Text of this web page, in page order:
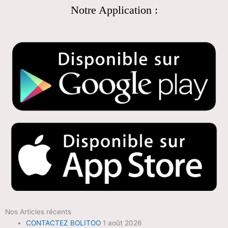
Notre Application :
Nos Articles récents
CONTACTEZ BOLITOO 1 août 2026